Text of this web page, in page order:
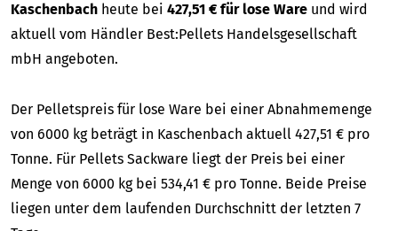
Kaschenbach heute bei 427,51 € für lose Ware und wird
aktuell vom Händler Best:Pellets Handelsgesellschaft
mbH angeboten.
Der Pelletspreis für lose Ware bei einer Abnahmemenge
von 6000 kg beträgt in Kaschenbach aktuell 427,51 € pro
Tonne. Für Pellets Sackware liegt der Preis bei einer
Menge von 6000 kg bei 534,41 € pro Tonne. Beide Preise
liegen unter dem laufenden Durchschnitt der letzten 7